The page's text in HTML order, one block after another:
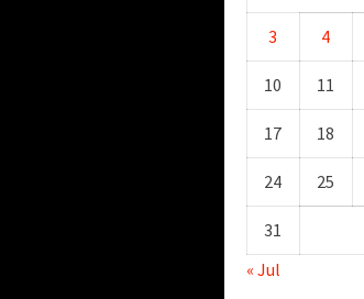
3 4
10 11
17 18
24 25
31
« Jul